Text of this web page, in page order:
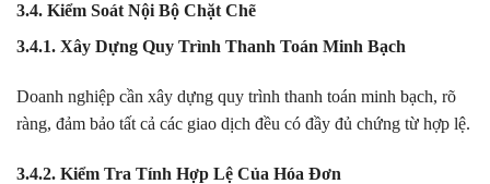
3.4. Kiểm Soát Nội Bộ Chặt Chẽ
3.4.1. Xây Dựng Quy Trình Thanh Toán Minh Bạch
Doanh nghiệp cần xây dựng quy trình thanh toán minh bạch, rõ
ràng, đảm bảo tất cả các giao dịch đều có đầy đủ chứng từ hợp lệ.
3.4.2. Kiểm Tra Tính Hợp Lệ Của Hóa Đơn